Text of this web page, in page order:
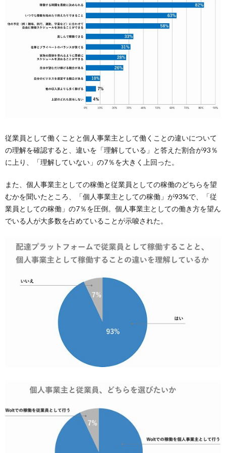
従業員として働くことと個人事業主として働くことの違いについて
の理解を確認すると、違いを「理解している」と答えた割合が93％
に上り、「理解していない」の7％を大きく上回った。
また、個人事業主としての稼働と従業員としての稼働のどちらを望
むかを聞いたところ、「個人事業主としての稼働」が93%で、「従
業員としての稼働」の7％を圧倒。個人事業主としての働き方を望ん
でいる人が大多数を占めていることが示唆された。